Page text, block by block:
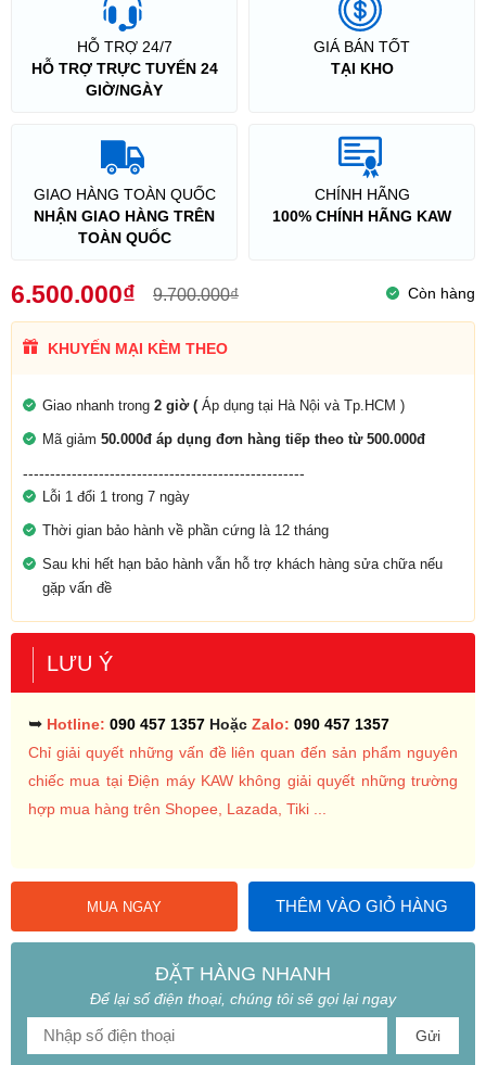
HỖ TRỢ 24/7
HỖ TRỢ TRỰC TUYẾN 24
GIỜ/NGÀY
GIÁ BÁN TỐT
TẠI KHO
GIAO HÀNG TOÀN QUỐC
NHẬN GIAO HÀNG TRÊN
TOÀN QUỐC
CHÍNH HÃNG
100% CHÍNH HÃNG KAW
6.500.000₫ 9.700.000₫ Còn hàng
KHUYẾN MẠI KÈM THEO
Giao nhanh trong 2 giờ ( Áp dụng tại Hà Nội và Tp.HCM )
Mã giảm 50.000đ áp dụng đơn hàng tiếp theo từ 500.000đ
----------------------------------------------------
Lỗi 1 đổi 1 trong 7 ngày
Thời gian bảo hành về phần cứng là 12 tháng
Sau khi hết hạn bảo hành vẫn hỗ trợ khách hàng sửa chữa nếu
gặp vấn đề
LƯU Ý
➥ Hotline: 090 457 1357 Hoặc Zalo: 090 457 1357
Chỉ giải quyết những vấn đề liên quan đến sản phẩm nguyên
chiếc mua tại Điện máy KAW không giải quyết những trường
hợp mua hàng trên Shopee, Lazada, Tiki ...
MUA NGAY THÊM VÀO GIỎ HÀNG
ĐẶT HÀNG NHANH
Để lại số điện thoại, chúng tôi sẽ gọi lại ngay
Gửi